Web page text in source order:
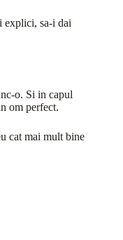
explici, sa-i dai
o. Si in capul
om perfect.
cat mai mult bine